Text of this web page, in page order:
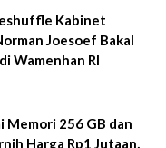
Kabinet
Joesoef Bakal
Wamenhan RI
Memori 256 GB dan
Harga Rp1 Jutaan,